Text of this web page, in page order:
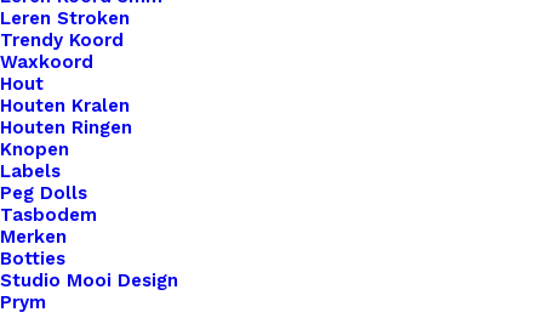
Leren Stroken
Trendy Koord
Waxkoord
Hout
Houten Kralen
Houten Ringen
Knopen
Labels
Peg Dolls
Tasbodem
Merken
Botties
Studio Mooi Design
Prym